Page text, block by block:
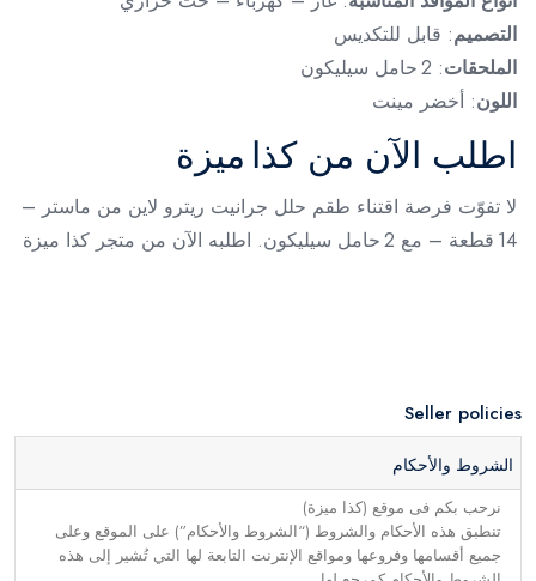
التصميم: قابل للتكديس
الملحقات: 2 حامل سيليكون
اللون: أخضر مينت
اطلب الآن من كذا ميزة
لا تفوّت فرصة اقتناء طقم حلل جرانيت ريترو لاين من ماستر –
14 قطعة – مع 2 حامل سيليكون. اطلبه الآن من متجر كذا ميزة
Seller policies
الشروط والأحكام
نرحب بكم فى موقع (كذا ميزة)
تنطبق هذه الأحكام والشروط (“الشروط والأحكام”) على الموقع وعلى
جميع أقسامها وفروعها ومواقع الإنترنت التابعة لها التي تُشير إلى هذه